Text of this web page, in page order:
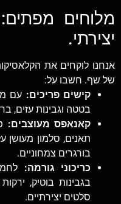
מלוחים
יצירתי.
אנחנו לוקחים את
של שף. חשבו על:
קישים פריכים: עם
בטטה וגבינות עזים,
קאנאפס מעוצבים:
תאנים, סלמון מעושן
בורגרים צמחוניים.
כריכוני גורמה:
בגבינות בוטיק,
סלטים יצירתיים.